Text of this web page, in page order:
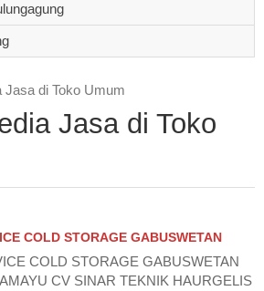
Jasa di Toko Umum
Jasa di Toko
COLD STORAGE GABUSWETAN
COLD STORAGE GABUSWETAN
CV SINAR TEKNIK HAURGELIS